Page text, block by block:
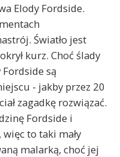
Elody Fordside.
Światło jest
kurz. Choć ślady
są
- jakby przez 20
zagadkę rozwiązać.
Fordside i
to taki mały
malarką, choć jej